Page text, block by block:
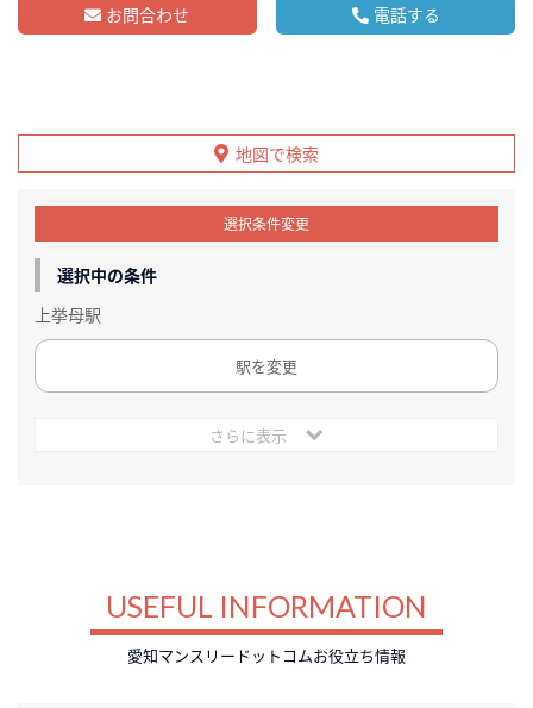
お問合わせ 電話する
地図で検索
選択条件変更
選択中の条件
上挙母駅
駅を変更
さらに表示
USEFUL INFORMATION
愛知マンスリードットコムお役立ち情報